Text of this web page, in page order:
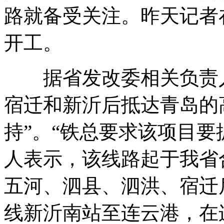
路就备受关注。昨天记
开工。
据省发改委相关负责
宿迁和新沂后抵达青岛
持”。“铁总要求该项目
人表示，该线路起于我
五河、泗县、泗洪、宿
线新沂南站至连云港，